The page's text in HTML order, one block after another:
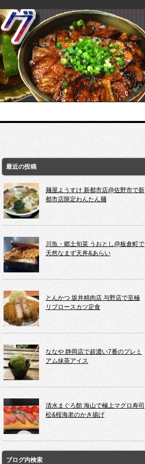
最近の投稿
麺屋ようすけ 新都市店@佐野市で新
都市店限定わんたん麺
川魚・郷土旬菜 うおとし@板倉町で
天然なまず天丼&あらい
とんかつ 坂井精肉店 与野店で至極
リブロースカツ定食
ななや 静岡店で超濃い7番のプレミ
アム抹茶アイス
清水まぐろ館 海山で極上マグロ寿司
松&桜海老のかき揚げ
ブログ内検索